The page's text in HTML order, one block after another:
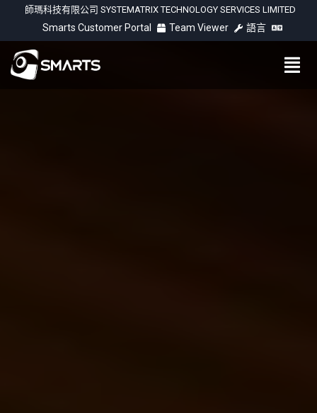
師瑪科技有限公司 SYSTEMATRIX TECHNOLOGY SERVICES LIMITED
Smarts Customer Portal Team Viewer 語言